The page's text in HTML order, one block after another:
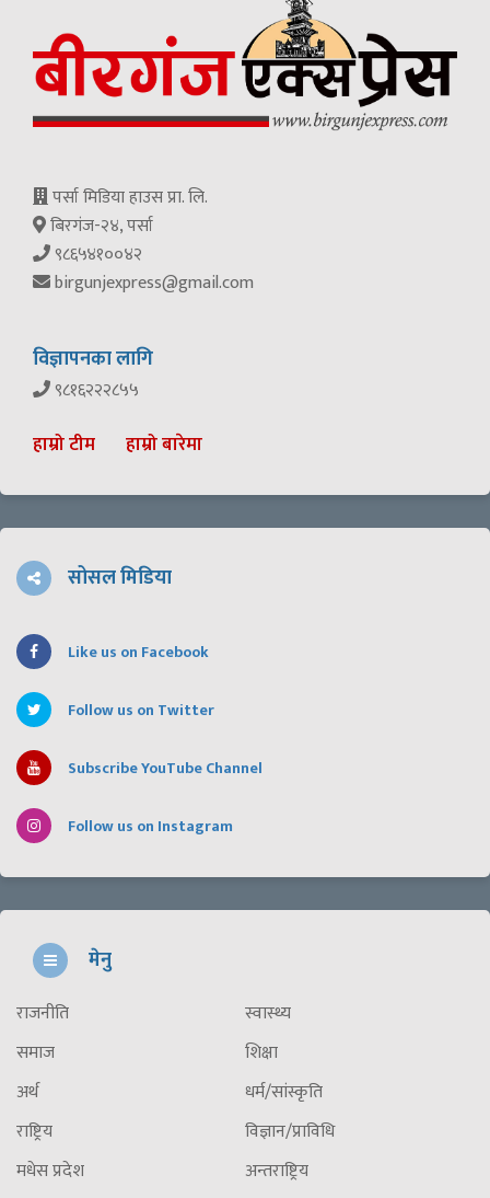
पर्सा मिडिया हाउस प्रा. लि.
बिरगंज-२४, पर्सा
९८६५४१००४२
birgunjexpress@gmail.com
विज्ञापनका लागि
९८१६२२२८५५
हाम्रो टीम हाम्रो बारेमा
सोसल मिडिया
Like us on Facebook
Follow us on Twitter
Subscribe YouTube Channel
Follow us on Instagram
मेनु
राजनीति
समाज
अर्थ
राष्ट्रिय
मधेस प्रदेश
स्वास्थ्य
शिक्षा
धर्म/सांस्कृति
विज्ञान/प्राविधि
अन्तराष्ट्रिय